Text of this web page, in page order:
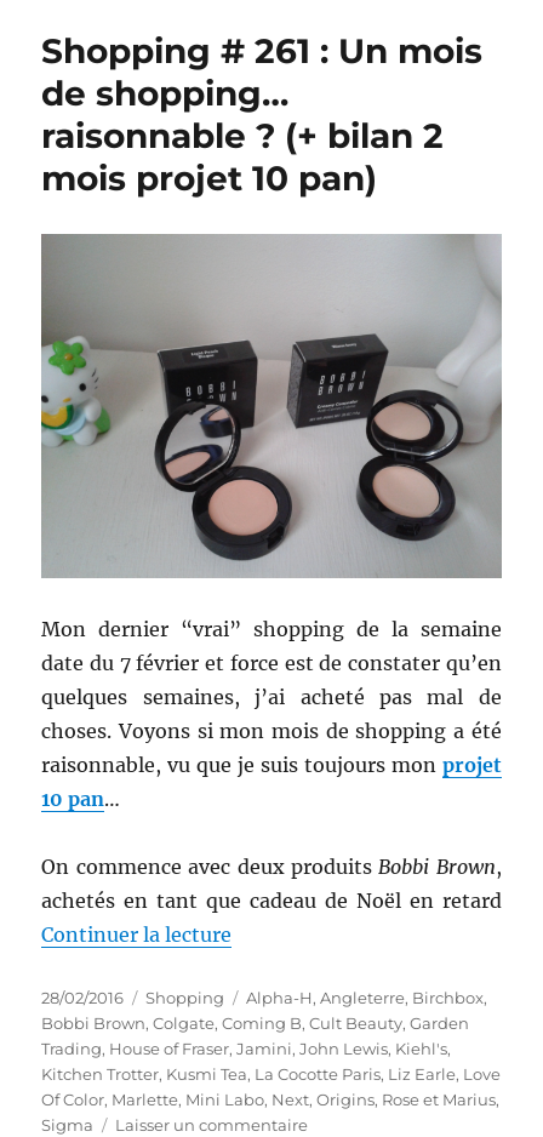
Shopping # 261 : Un mois
de shopping…
raisonnable ? (+ bilan 2
mois projet 10 pan)
Mon dernier “vrai” shopping de la semaine
date du 7 février et force est de constater qu’en
quelques semaines, j’ai acheté pas mal de
choses. Voyons si mon mois de shopping a été
raisonnable, vu que je suis toujours mon projet
10 pan…
On commence avec deux produitsBobbi Brown,
achetés en tant que cadeau de Noël en retard
Continuer la lecture
Publié
le
28/02/2016 Catégories
Shopping Étiquettes
Alpha-H,Angleterre, Birchbox,
Bobbi Brown,Colgate,Coming B,Cult Beauty,Garden
Trading, House of Fraser,Jamini,John Lewis, Kiehl's,
Kitchen Trotter, Kusmi Tea, La Cocotte Paris, Liz Earle, Love
Of Color, Marlette, Mini Labo, Next,Origins, Rose et Marius,
Sigma
Laisser un commentairesur